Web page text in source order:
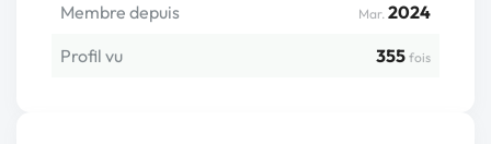
Membre depuis Mar. 2024
Profil vu
355 fois